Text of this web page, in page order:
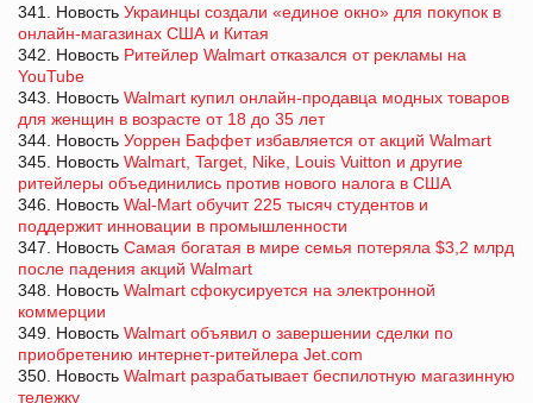
341. Новость Украинцы создали «единое окно» для покупок в
онлайн-магазинах США и Китая
342. Новость Ритейлер Walmart отказался от рекламы на
YouTube
343. Новость Walmart купил онлайн-продавца модных товаров
для женщин в возрасте от 18 до 35 лет
344. Новость Уоррен Баффет избавляется от акций Walmart
345. Новость Walmart, Target, Nike, Louis Vuitton и другие
ритейлеры объединились против нового налога в США
346. Новость Wal-Mart обучит 225 тысяч студентов и
поддержит инновации в промышленности
347. Новость Самая богатая в мире семья потеряла $3,2 млрд
после падения акций Walmart
348. Новость Walmart сфокусируется на электронной
коммерции
349. Новость Walmart объявил о завершении сделки по
приобретению интернет-ритейлера Jet.com
350. Новость Walmart разрабатывает беспилотную магазинную
тележку